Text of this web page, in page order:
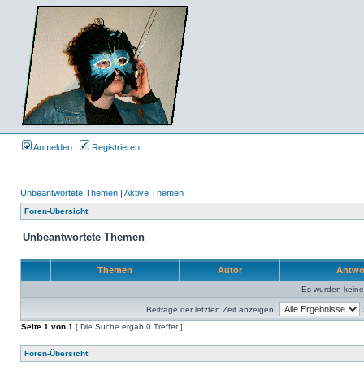
Anmelden Registrieren
Unbeantwortete Themen | Aktive Themen
Foren-Übersicht
Unbeantwortete Themen
Themen Autor
Es wurden
Beiträge der letzten Zeit anzeigen:
Seite 1 von 1 [ Die Suche ergab 0 Treffer ]
Foren-Übersicht